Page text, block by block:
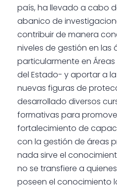
país, ha llevado a cabo
abanico de
contribuir de manera
niveles de gestión en las
particularmente en Áreas
del Estado- y aportar a
nuevas figuras de
desarrollado diversos
formativas para
fortalecimiento de
con la gestión de áreas
nada sirve el
no se transfiere a
poseen el conocimiento